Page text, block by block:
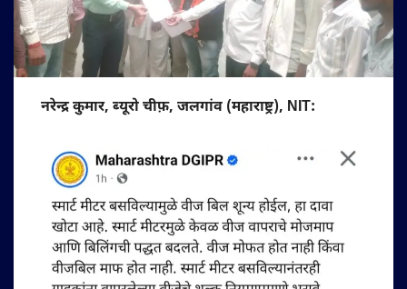
नरेन्द्र कुमार, ब्यूरो चीफ़, जलगांव (महाराष्ट्र), NIT: